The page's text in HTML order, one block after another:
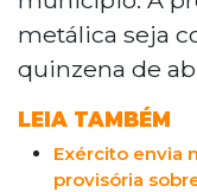
A ponte
Governo do
será erguida
concreto
após uma
durante
metálica seja
quinzena de
LEIA TAMBÉM
Exército envia
provisória